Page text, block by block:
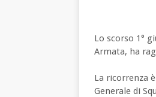
Lo scorso 1°
Armata, ha
La ricorrenza
Generale di